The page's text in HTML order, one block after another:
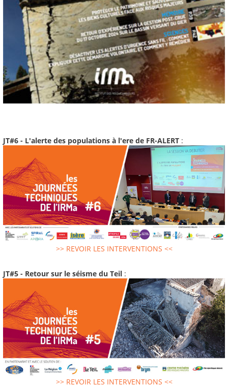
JT#6 - L'alerte des populations à l'ere de FR-ALERT :
>> REVOIR LES INTERVENTIONS <<
JT#5 - Retour sur le séisme du Teil :
>> REVOIR LES INTERVENTIONS <<